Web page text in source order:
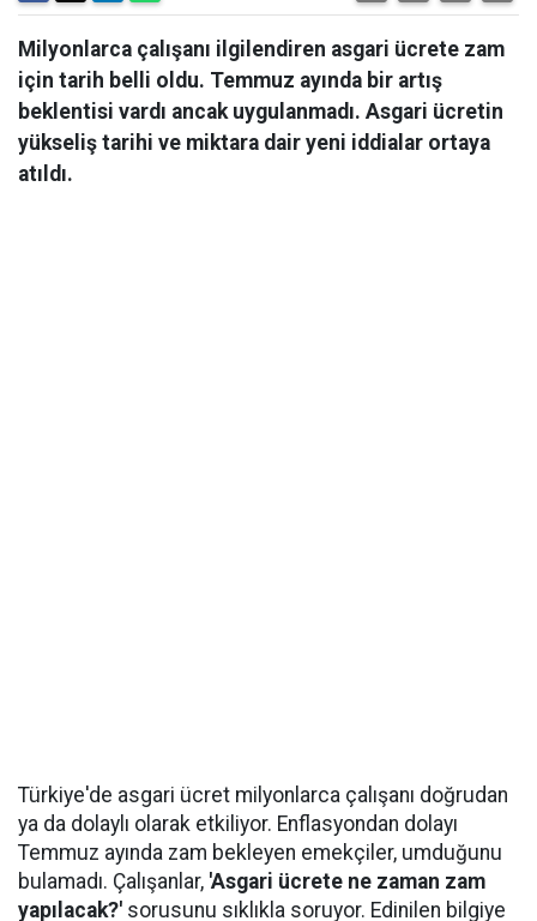
Milyonlarca çalışanı ilgilendiren asgari ücrete zam
için tarih belli oldu. Temmuz ayında bir artış
beklentisi vardı ancak uygulanmadı. Asgari ücretin
yükseliş tarihi ve miktara dair yeni iddialar ortaya
atıldı.
Türkiye'de asgari ücret milyonlarca çalışanı doğrudan
ya da dolaylı olarak etkiliyor. Enflasyondan dolayı
Temmuz ayında zam bekleyen emekçiler, umduğunu
bulamadı. Çalışanlar, 'Asgari ücrete ne zaman zam
yapılacak?' sorusunu sıklıkla soruyor. Edinilen bilgiye